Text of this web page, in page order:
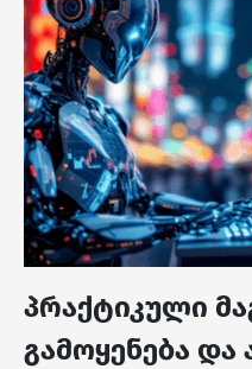
პრაქტიკული
გამოყენება და